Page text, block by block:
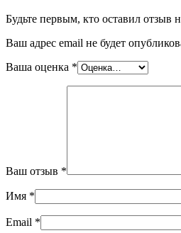
Будьте первым, кто оставил отзыв
Ваш адрес email не будет
Ваша оценка *
Ваш отзыв *
Имя *
Email *